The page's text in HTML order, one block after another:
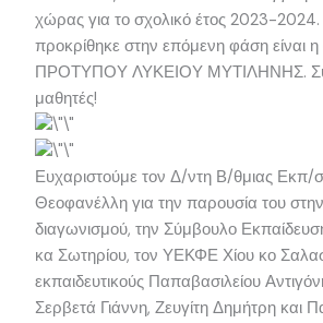
χώρας για το σχολικό έτος 2023-
προκρίθηκε στην επόμενη φάση είναι
ΠΡΟΤΥΠΟΥ ΛΥΚΕΙΟΥ ΜΥΤΙΛΗΝΗΣ.
μαθητές!
Ευχαριστούμε τον Δ/ντη Β/θμιας Εκπ/
Θεοφανέλλη για την παρουσία του
διαγωνισμού, την Σύμβουλο
κα Σωτηρίου, τον ΥΕΚΦΕ Χίου κο
εκπαιδευτικούς Παπαβασιλείου
Σερβετά Γιάννη, Ζευγίτη Δημήτρη και